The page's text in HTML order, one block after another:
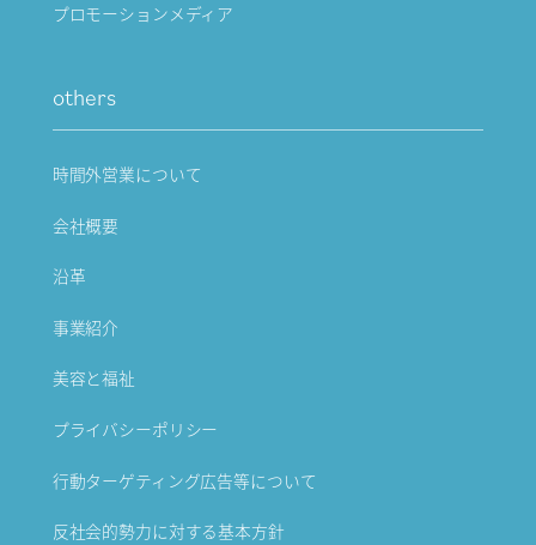
プロモーションメディア
others
時間外営業について
会社概要
沿革
事業紹介
美容と福祉
プライバシーポリシー
行動ターゲティング広告等について
反社会的勢力に対する基本方針